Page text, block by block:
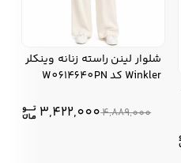
شلوار لینن راسته زنانه وینکلر
Winkler کد W0614640PN
4,889,000
3,422,000